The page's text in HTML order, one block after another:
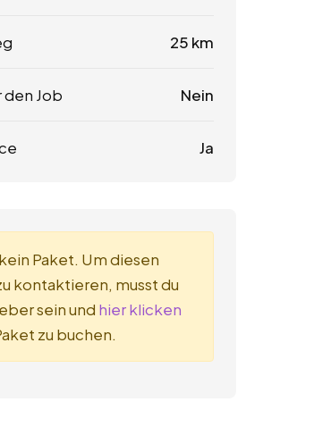
25 km
den Job Nein
Ja
Paket. Um diesen
kontaktieren, musst du
sein und hier klicken
zu buchen.